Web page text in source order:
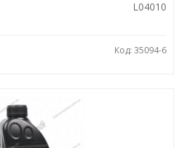
L04010
Код: 35094-6